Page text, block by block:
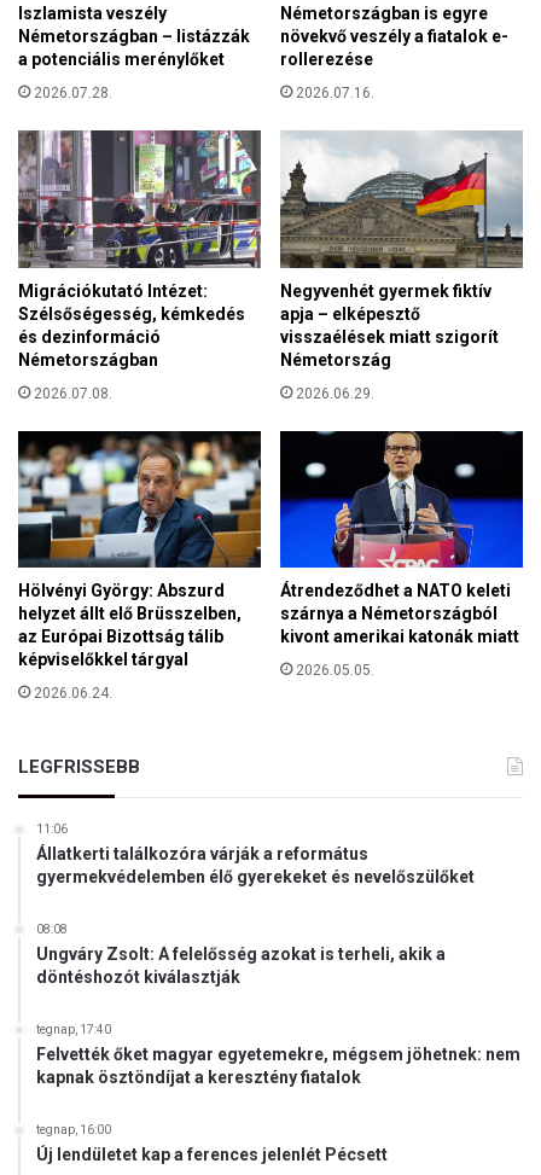
m
a
y
a
r
-
t
ö
r
ö
k
k
u
u
r
á
l
i
s
é
v
a
d
k
e
a
k
a
á
c
s
o
n
y
s
z
a
l
c
k
r
!
Iszlamista veszély
Németországban – listázzák
a potenciális merénylőket
2026.07.28.
Németországban is egyre
növekvő veszély a fiatalok e-
rollerezése
2026.07.16.
Migrációkutató Intézet:
Szélsőségesség, kémkedés
és dezinformáció
Németországban
2026.07.08.
Negyvenhét gyermek fiktív
apja – elképesztő
visszaélések miatt szigorít
Németország
2026.06.29.
Hölvényi György: Abszurd
helyzet állt elő Brüsszelben,
az Európai Bizottság tálib
képviselőkkel tárgyal
2026.06.24.
Átrendeződhet a NATO keleti
szárnya a Németországból
kivont amerikai katonák miatt
2026.05.05.
LEGFRISSEBB
11:06
Állatkerti találkozóra várják a református
gyermekvédelemben élő gyerekeket és nevelőszülőket
08:08
Ungváry Zsolt: A felelősség azokat is terheli, akik a
döntéshozót kiválasztják
tegnap, 17:40
Felvették őket magyar egyetemekre, mégsem jöhetnek: nem
kapnak ösztöndíjat a keresztény fiatalok
tegnap, 16:00
Új lendületet kap a ferences jelenlét Pécsett